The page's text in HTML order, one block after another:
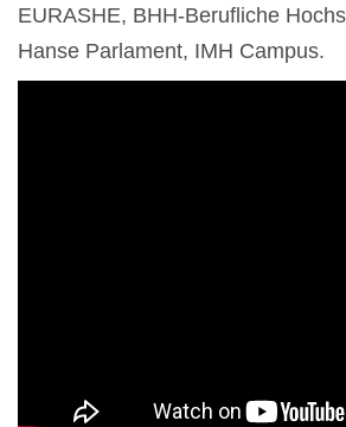
EURASHE, BHH-Berufliche
Hanse Parlament, IMH Campus.